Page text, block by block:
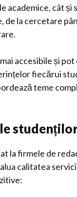
academice, cât
la cercetare
accesibile și
fiecărui
teme
la firmele de
calitatea